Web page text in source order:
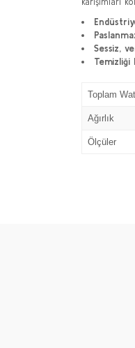
Sessiz,
Temizliği
Toplam
Ağırlık
Ölçüler